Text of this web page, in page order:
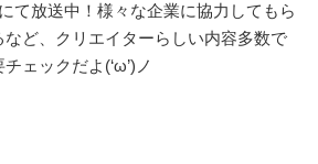
て放送中！様々な企業に協力してもら
ど、クリエイターらしい内容多数で
ェックだよ(‘ω’)ノ